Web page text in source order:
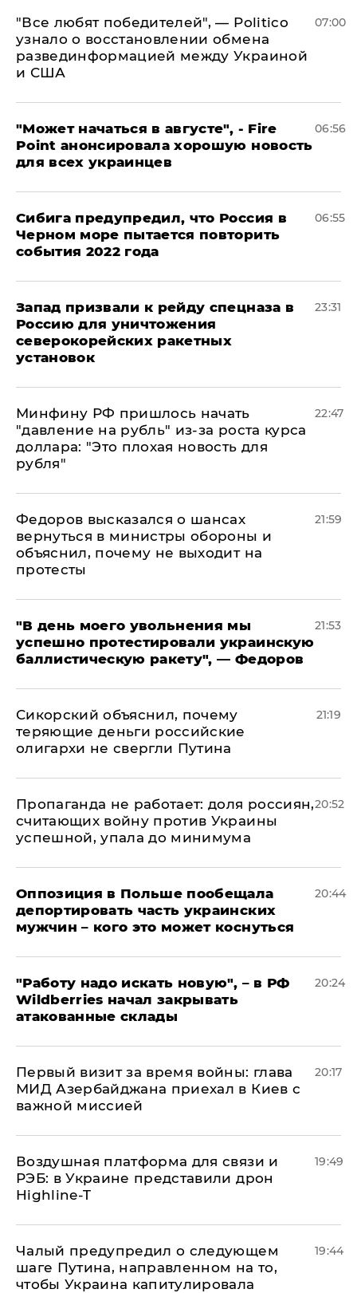
​"Все любят победителей", — Politico
узнало о восстановлении обмена
развединформацией между Украиной
и США
07:00
"Может начаться в августе", - Fire
Point анонсировала хорошую новость
для всех украинцев
06:56
Сибига предупредил, что Россия в
Черном море пытается повторить
события 2022 года
06:55
Запад призвали к рейду спецназа в
Россию для уничтожения
северокорейских ракетных
установок
23:31
Минфину РФ пришлось начать
"давление на рубль" из-за роста курса
доллара: "Это плохая новость для
рубля"
22:47
Федоров высказался о шансах
вернуться в министры обороны и
объяснил, почему не выходит на
протесты
21:59
​"В день моего увольнения мы
успешно протестировали украинскую
баллистическую ракету", — Федоров
21:53
Сикорский объяснил, почему
теряющие деньги российские
олигархи не свергли Путина
21:19
​Пропаганда не работает: доля россиян,
считающих войну против Украины
успешной, упала до минимума
20:52
Оппозиция в Польше пообещала
депортировать часть украинских
мужчин – кого это может коснуться
20:44
"Работу надо искать новую", – в РФ
Wildberries начал закрывать
атакованные склады
20:24
Первый визит за время войны: глава
МИД Азербайджана приехал в Киев с
важной миссией
20:17
Воздушная платформа для связи и
РЭБ: в Украине представили дрон
Highline-T
19:49
Чалый предупредил о следующем
шаге Путина, направленном на то,
чтобы Украина капитулировала
19:44